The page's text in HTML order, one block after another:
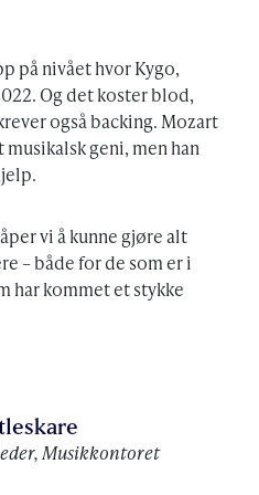
på nivået hvor Kygo,
Og det koster blod,
også backing. Mozart
geni, men han
vi å kunne gjøre alt
– både for de som er i
har kommet et stykke
Musikkontoret